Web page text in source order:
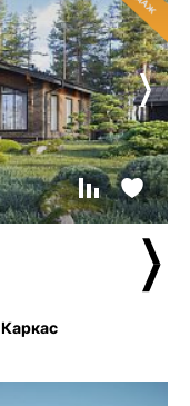
Каркас